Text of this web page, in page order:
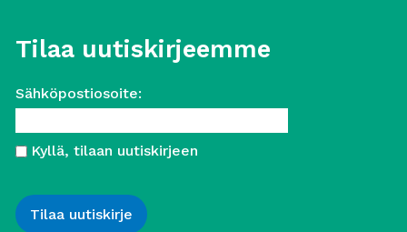
Tilaa uutiskirjeemme
Sähköpostiosoite:
Kyllä, tilaan uutiskirjeen